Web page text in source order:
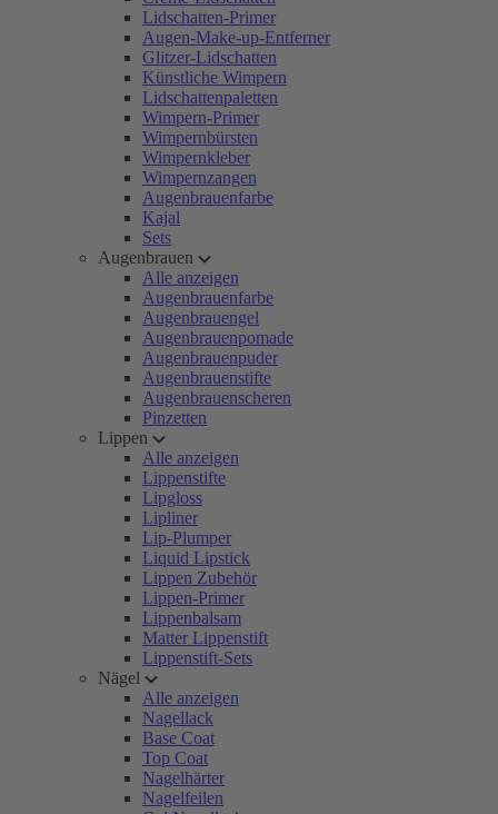
Lidschatten-Primer
Augen-Make-up-Entferner
Glitzer-Lidschatten
Künstliche Wimpern
Lidschattenpaletten
Wimpern-Primer
Wimpernbürsten
Wimpernkleber
Wimpernzangen
Augenbrauenfarbe
Kajal
Sets
Augenbrauen
Alle anzeigen
Augenbrauenfarbe
Augenbrauengel
Augenbrauenpomade
Augenbrauenpuder
Augenbrauenstifte
Augenbrauenscheren
Pinzetten
Lippen
Alle anzeigen
Lippenstifte
Lipgloss
Lipliner
Lip-Plumper
Liquid Lipstick
Lippen Zubehör
Lippen-Primer
Lippenbalsam
Matter Lippenstift
Lippenstift-Sets
Nägel
Alle anzeigen
Nagellack
Base Coat
Top Coat
Nagelhärter
Nagelfeilen